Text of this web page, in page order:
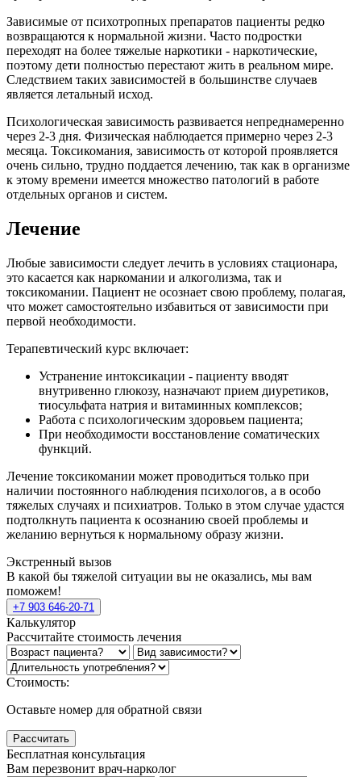
Зависимые от психотропных препаратов пациенты редко
возвращаются к нормальной жизни. Часто подростки
переходят на более тяжелые наркотики - наркотические,
поэтому дети полностью перестают жить в реальном мире.
Следствием таких зависимостей в большинстве случаев
является летальный исход.
Психологическая зависимость развивается непреднамеренно
через 2-3 дня. Физическая наблюдается примерно через 2-3
месяца. Токсикомания, зависимость от которой проявляется
очень сильно, трудно поддается лечению, так как в организме
к этому времени имеется множество патологий в работе
отдельных органов и систем.
Лечение
Любые зависимости следует лечить в условиях стационара,
это касается как наркомании и алкоголизма, так и
токсикомании. Пациент не осознает свою проблему, полагая,
что может самостоятельно избавиться от зависимости при
первой необходимости.
Терапевтический курс включает:
Устранение интоксикации - пациенту вводят
внутривенно глюкозу, назначают прием диуретиков,
тиосульфата натрия и витаминных комплексов;
Работа с психологическим здоровьем пациента;
При необходимости восстановление соматических
функций.
Лечение токсикомании может проводиться только при
наличии постоянного наблюдения психологов, а в особо
тяжелых случаях и психиатров. Только в этом случае удастся
подтолкнуть пациента к осознанию своей проблемы и
желанию вернуться к нормальному образу жизни.
Экстренный вызов
В какой бы тяжелой ситуации вы не оказались, мы вам
поможем!
+7 903 646-20-71
Калькулятор
Рассчитайте стоимость лечения
Стоимость:
Оставьте номер для обратной связи
Рассчитать
Бесплатная консультация
Вам перезвонит врач-нарколог